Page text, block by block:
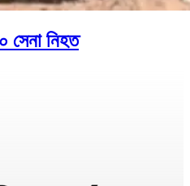
সেনা নিহত